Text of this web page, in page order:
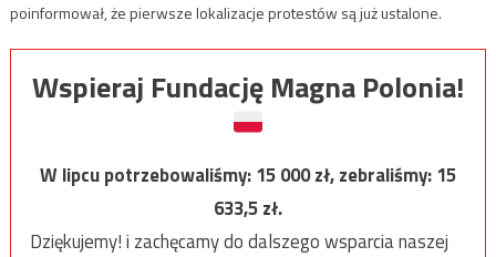
poinformował, że pierwsze lokalizacje protestów są już ustalone.
Wspieraj Fundację Magna Polonia!
W lipcu potrzebowaliśmy:15 000zł, zebraliśmy:15
633,5zł.
Dziękujemy! i zachęcamy do dalszego wsparcia naszej